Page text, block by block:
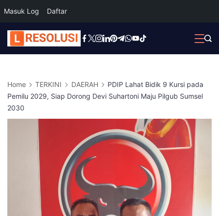
Masuk Log Daftar
Skip
to
Home TERKINI DAERAH
PDIP Lahat Bidik 9 Kursi pada
Pemilu 2029, Siap Dorong Devi Suhartoni Maju Pilgub Sumsel
2030